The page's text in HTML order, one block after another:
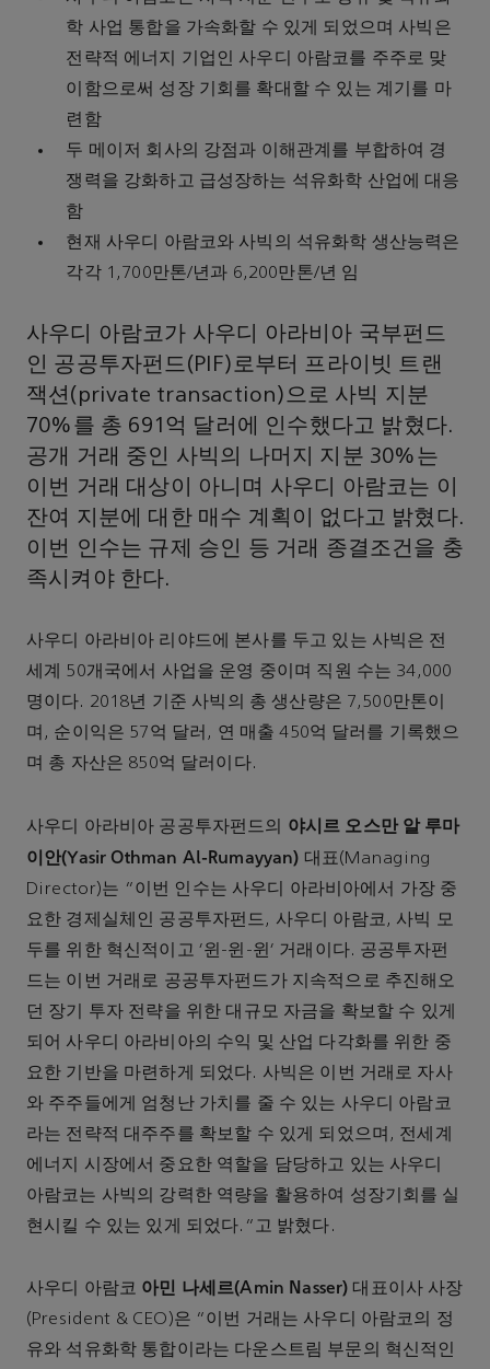
학 사업 통합을 가속화할 수 있게 되었으며 사빅은
전략적 에너지 기업인 사우디 아람코를 주주로 맞
이함으로써 성장 기회를 확대할 수 있는 계기를 마
련함
두 메이저 회사의 강점과 이해관계를 부합하여 경
쟁력을 강화하고 급성장하는 석유화학 산업에 대응
함
현재 사우디 아람코와 사빅의 석유화학 생산능력은
각각 1,700만톤/년과 6,200만톤/년 임
사우디 아람코가 사우디 아라비아 국부펀드
인 공공투자펀드(PIF)로부터 프라이빗 트랜
잭션(private transaction)으로 사빅 지분
70%를 총 691억 달러에 인수했다고 밝혔다.
공개 거래 중인 사빅의 나머지 지분 30%는
이번 거래 대상이 아니며 사우디 아람코는 이
잔여 지분에 대한 매수 계획이 없다고 밝혔다.
이번 인수는 규제 승인 등 거래 종결조건을 충
족시켜야 한다.
사우디 아라비아 리야드에 본사를 두고 있는 사빅은 전
세계 50개국에서 사업을 운영 중이며 직원 수는 34,000
명이다. 2018년 기준 사빅의 총 생산량은 7,500만톤이
며, 순이익은 57억 달러, 연 매출 450억 달러를 기록했으
며 총 자산은 850억 달러이다.
사우디 아라비아 공공투자펀드의 야시르 오스만 알 루마
이안(Yasir Othman Al-Rumayyan) 대표(Managing
Director)는 “이번 인수는 사우디 아라비아에서 가장 중
요한 경제실체인 공공투자펀드, 사우디 아람코, 사빅 모
두를 위한 혁신적이고 '윈-윈-윈' 거래이다. 공공투자펀
드는 이번 거래로 공공투자펀드가 지속적으로 추진해오
던 장기 투자 전략을 위한 대규모 자금을 확보할 수 있게
되어 사우디 아라비아의 수익 및 산업 다각화를 위한 중
요한 기반을 마련하게 되었다. 사빅은 이번 거래로 자사
와 주주들에게 엄청난 가치를 줄 수 있는 사우디 아람코
라는 전략적 대주주를 확보할 수 있게 되었으며, 전세계
에너지 시장에서 중요한 역할을 담당하고 있는 사우디
아람코는 사빅의 강력한 역량을 활용하여 성장기회를 실
현시킬 수 있는 있게 되었다.”고 밝혔다.
사우디 아람코 아민 나세르(Amin Nasser) 대표이사 사장
(President & CEO)은 “이번 거래는 사우디 아람코의 정
유와 석유화학 통합이라는 다운스트림 부문의 혁신적인